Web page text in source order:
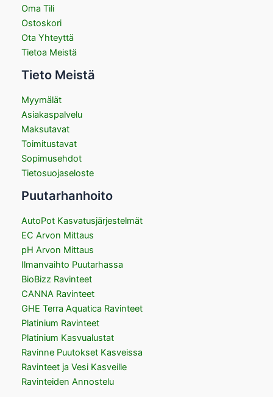
Oma Tili
Ostoskori
Ota Yhteyttä
Tietoa Meistä
Tieto Meistä
Myymälät
Asiakaspalvelu
Maksutavat
Toimitustavat
Sopimusehdot
Tietosuojaseloste
Puutarhanhoito
AutoPot Kasvatusjärjestelmät
EC Arvon Mittaus
pH Arvon Mittaus
Ilmanvaihto Puutarhassa
BioBizz Ravinteet
CANNA Ravinteet
GHE Terra Aquatica Ravinteet
Platinium Ravinteet
Platinium Kasvualustat
Ravinne Puutokset Kasveissa
Ravinteet ja Vesi Kasveille
Ravinteiden Annostelu